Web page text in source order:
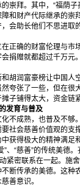
崇拜。其中，“福荫
财产代际继承的崇拜
会助长他们不思进取
确的财富伦理与市场
捐赠就都超过千万元
润富豪榜让中国人空
夸张了一些，但在很
子铺得太大，资金链
发育与普及
成熟，也普及不够。
社会慈善价值观的支
获得极大的精神满足
“慈善”的传统美德。
紧密联系在一起。施
断传承的美德。这种
善意识。